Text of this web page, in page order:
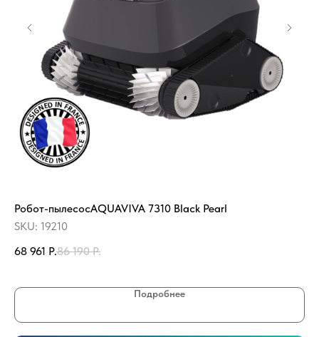
Робот-пылесосAQUAVIVA 7310 Black Pearl
SKU: 19210
68 961 Р.86 190 Р.
Подробнее